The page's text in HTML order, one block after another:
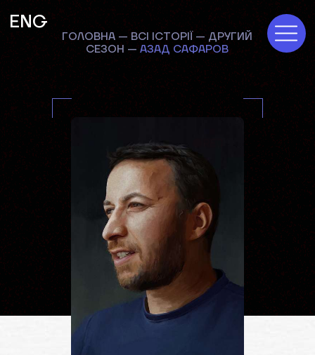
ENG
ГОЛОВНА — ВСІ ІСТОРІЇ — ДРУГИЙ
СЕЗОН —АЗАД САФАРОВ